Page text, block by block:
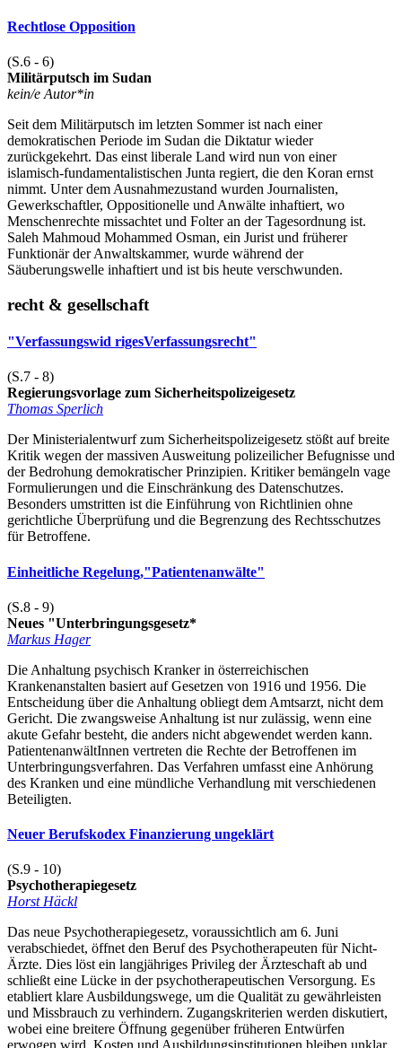
Rechtlose Opposition
(S.6 - 6)
Militärputsch im Sudan
kein/e Autor*in
Seit dem Militärputsch im letzten Sommer ist nach einer
demokratischen Periode im Sudan die Diktatur wieder
zurückgekehrt. Das einst liberale Land wird nun von einer
islamisch-fundamentalistischen Junta regiert, die den Koran ernst
nimmt. Unter dem Ausnahmezustand wurden Journalisten,
Gewerkschaftler, Oppositionelle und Anwälte inhaftiert, wo
Menschenrechte missachtet und Folter an der Tagesordnung ist.
Saleh Mahmoud Mohammed Osman, ein Jurist und früherer
Funktionär der Anwaltskammer, wurde während der
Säuberungswelle inhaftiert und ist bis heute verschwunden.
recht & gesellschaft
"Verfassungswid rigesVerfassungsrecht"
(S.7 - 8)
Regierungsvorlage zum Sicherheitspolizeigesetz
Thomas Sperlich
Der Ministerialentwurf zum Sicherheitspolizeigesetz stößt auf breite
Kritik wegen der massiven Ausweitung polizeilicher Befugnisse und
der Bedrohung demokratischer Prinzipien. Kritiker bemängeln vage
Formulierungen und die Einschränkung des Datenschutzes.
Besonders umstritten ist die Einführung von Richtlinien ohne
gerichtliche Überprüfung und die Begrenzung des Rechtsschutzes
für Betroffene.
Einheitliche Regelung,"Patientenanwälte"
(S.8 - 9)
Neues "Unterbringungsgesetz*
Markus Hager
Die Anhaltung psychisch Kranker in österreichischen
Krankenanstalten basiert auf Gesetzen von 1916 und 1956. Die
Entscheidung über die Anhaltung obliegt dem Amtsarzt, nicht dem
Gericht. Die zwangsweise Anhaltung ist nur zulässig, wenn eine
akute Gefahr besteht, die anders nicht abgewendet werden kann.
PatientenanwältInnen vertreten die Rechte der Betroffenen im
Unterbringungsverfahren. Das Verfahren umfasst eine Anhörung
des Kranken und eine mündliche Verhandlung mit verschiedenen
Beteiligten.
Neuer Berufskodex Finanzierung ungeklärt
(S.9 - 10)
Psychotherapiegesetz
Horst Häckl
Das neue Psychotherapiegesetz, voraussichtlich am 6. Juni
verabschiedet, öffnet den Beruf des Psychotherapeuten für Nicht-
Ärzte. Dies löst ein langjähriges Privileg der Ärzteschaft ab und
schließt eine Lücke in der psychotherapeutischen Versorgung. Es
etabliert klare Ausbildungswege, um die Qualität zu gewährleisten
und Missbrauch zu verhindern. Zugangskriterien werden diskutiert,
wobei eine breitere Öffnung gegenüber früheren Entwürfen